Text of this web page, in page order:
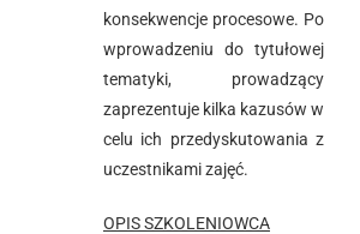
konsekwencje procesowe. Po
wprowadzeniu do tytułowej
tematyki, prowadzący
zaprezentuje kilka kazusów w
celu ich przedyskutowania z
uczestnikami zajęć.
OPIS SZKOLENIOWCA